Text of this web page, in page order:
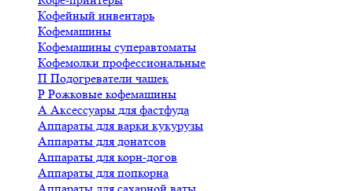
Кофейный инвентарь
Кофемашины
Кофемашины суперавтоматы
Кофемолки профессиональные
П Подогреватели чашек
Р Рожковые кофемашины
А Аксессуары для фастфуда
Аппараты для варки кукурузы
Аппараты для донатсов
Аппараты для корн-догов
Аппараты для попкорна